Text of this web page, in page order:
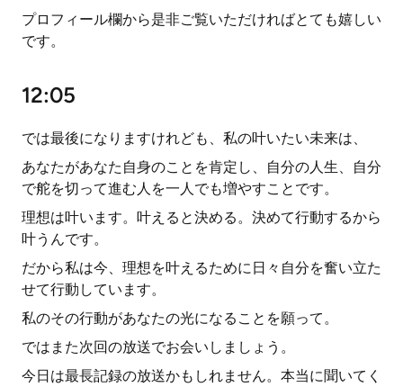
プロフィール欄から是非ご覧いただければとても嬉しい
です。
12:05
では最後になりますけれども、私の叶いたい未来は、
あなたがあなた自身のことを肯定し、自分の人生、自分
で舵を切って進む人を一人でも増やすことです。
理想は叶います。叶えると決める。決めて行動するから
叶うんです。
だから私は今、理想を叶えるために日々自分を奮い立た
せて行動しています。
私のその行動があなたの光になることを願って。
ではまた次回の放送でお会いしましょう。
今日は最長記録の放送かもしれません。本当に聞いてく